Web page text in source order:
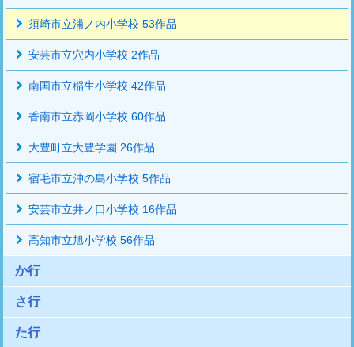
須崎市立浦ノ内小学校 53作品
安芸市立穴内小学校 2作品
南国市立稲生小学校 42作品
香南市立赤岡小学校 60作品
大豊町立大豊学園 26作品
宿毛市立沖の島小学校 5作品
安芸市立井ノ口小学校 16作品
高知市立旭小学校 56作品
か行
さ行
た行